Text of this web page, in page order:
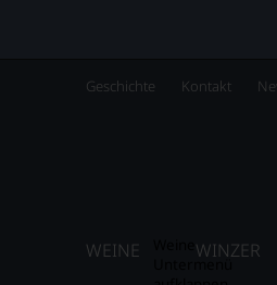
Geschichte Kontakt
WEINE WINZER